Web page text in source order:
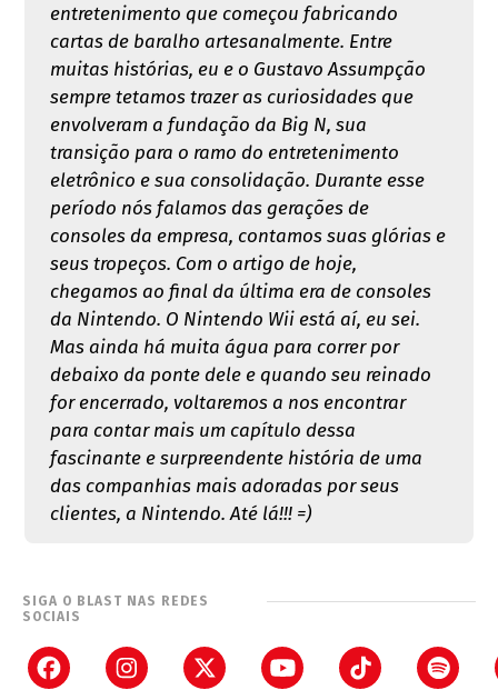
entretenimento que começou fabricando
cartas de baralho artesanalmente. Entre
muitas histórias, eu e o Gustavo Assumpção
sempre tetamos trazer as curiosidades que
envolveram a fundação da Big N, sua
transição para o ramo do entretenimento
eletrônico e sua consolidação. Durante esse
período nós falamos das gerações de
consoles da empresa, contamos suas glórias e
seus tropeços. Com o artigo de hoje,
chegamos ao final da última era de consoles
da Nintendo. O Nintendo Wii está aí, eu sei.
Mas ainda há muita água para correr por
debaixo da ponte dele e quando seu reinado
for encerrado, voltaremos a nos encontrar
para contar mais um capítulo dessa
fascinante e surpreendente história de uma
das companhias mais adoradas por seus
clientes, a Nintendo. Até lá!!! =)
SIGA O BLAST NAS REDES
SOCIAIS